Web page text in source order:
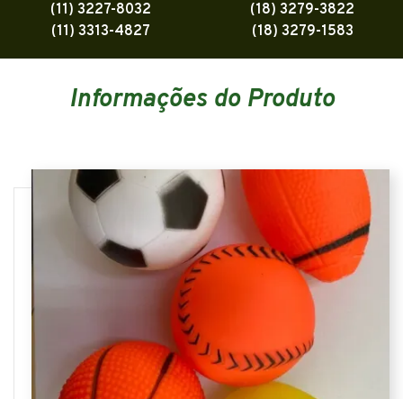
(11) 3227-8032
(11) 3313-4827
(18) 3279-3822
(18) 3279-1583
Informações do Produto